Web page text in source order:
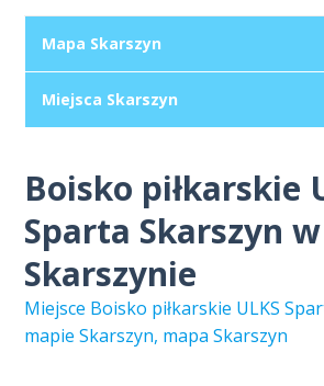
Mapa Skarszyn
Miejsca Skarszyn
Boisko piłkarskie
Sparta Skarszyn w
Skarszynie
Miejsce Boisko piłkarskie ULKS
mapie Skarszyn, mapa Skarszyn